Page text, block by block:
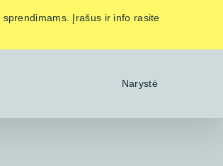
Įrašus ir info rasite
Narystė